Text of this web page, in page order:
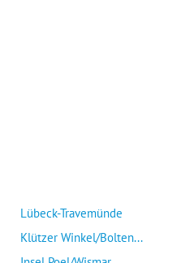
Lübeck-Travemünde
Klützer Winkel/Bolten...